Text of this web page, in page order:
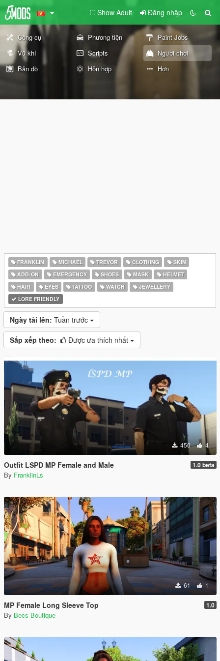
Show Adult Đăng nhập
Công cụ Phương tiện
Paint Jobs
Vũ khí
Scripts
Người chơi
Bản đồ
Hỗn hợp Hơn
FRANKLIN MICHAEL TREVOR CLOTHING
SKIN
ADD-ON
EMERGENCY SHOES MASK
HELMET
HAIR
EYES TATTOO WATCH
JEWELLERY
LORE FRIENDLY
Ngày tải lên: Tuần trước
Sắp xếp theo: Được ưa thích nhất
450 4
Outfit LSPD MP Female and Male 1.0 beta
By FranklinLs
61 1
MP Female Long Sleeve Top 1.0
By Becs Boutique